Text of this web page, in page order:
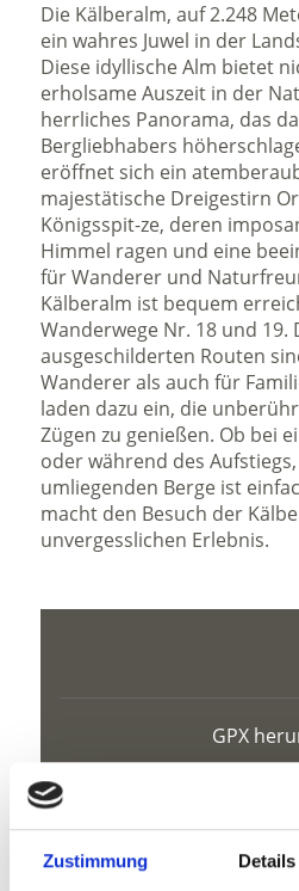
Zustimmung Details
Die Kälberalm, auf 2.248
ein wahres Juwel in der
Diese idyllische Alm bietet
erholsame Auszeit in der
herrliches Panorama, das
Bergliebhabers
eröffnet sich ein
majestätische Dreigestirn
Königsspit-ze, deren
Himmel ragen und eine
für Wanderer und
Kälberalm ist bequem
Wanderwege Nr. 18 und 19.
ausgeschilderten Routen
Wanderer als auch für
laden dazu ein, die
Zügen zu genießen. Ob bei
oder während des
umliegenden Berge ist
macht den Besuch der
unvergesslichen Erlebnis.
GPX